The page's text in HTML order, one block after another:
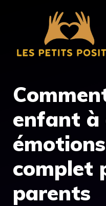
enfant à
complet
parents